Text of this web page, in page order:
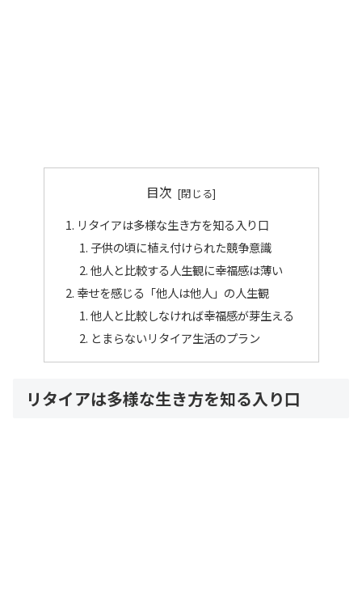
目次
リタイアは多様な生き方を知る入り口
子供の頃に植え付けられた競争意識
他人と比較する人生観に幸福感は薄い
幸せを感じる「他人は他人」の人生観
他人と比較しなければ幸福感が芽生える
とまらないリタイア生活のプラン
リタイアは多様な生き方を知る入り口